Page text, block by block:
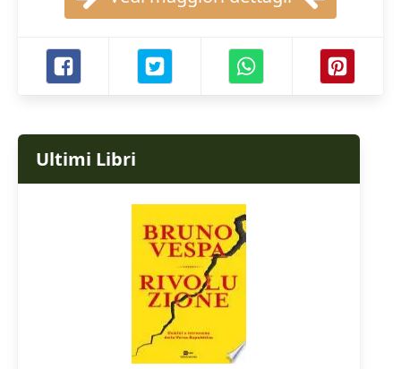
Ultimi Libri